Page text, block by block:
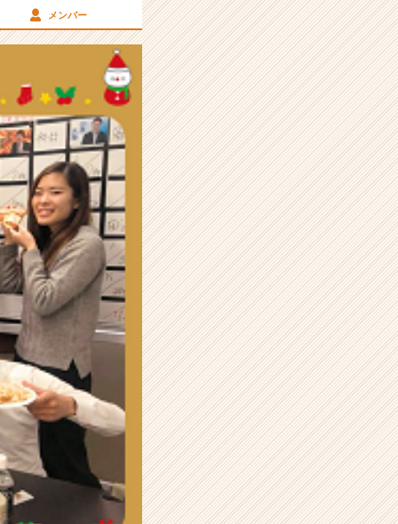
メンバー